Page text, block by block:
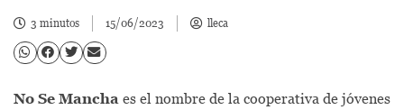
3 minutos 15/06/2023 lleca
No Se Mancha es el nombre de la cooperativa de jóvenes